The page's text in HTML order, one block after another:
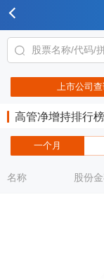
上市公司查
高管净增持排行榜
一个月
名称 股份